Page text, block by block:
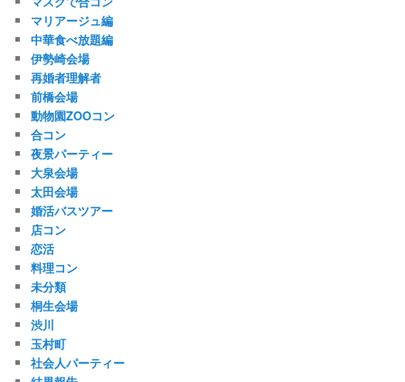
マリアージュ編
中華食べ放題編
伊勢崎会場
再婚者理解者
前橋会場
動物園ZOOコン
合コン
夜景パーティー
大泉会場
太田会場
婚活バスツアー
店コン
恋活
料理コン
未分類
桐生会場
渋川
玉村町
社会人パーティー